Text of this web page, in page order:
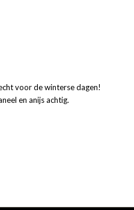
voor de winterse dagen!
en anijs achtig.